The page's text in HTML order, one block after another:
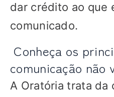
dar crédito ao que
comunicado.
Conheça os
comunicação não
A Oratória trata da